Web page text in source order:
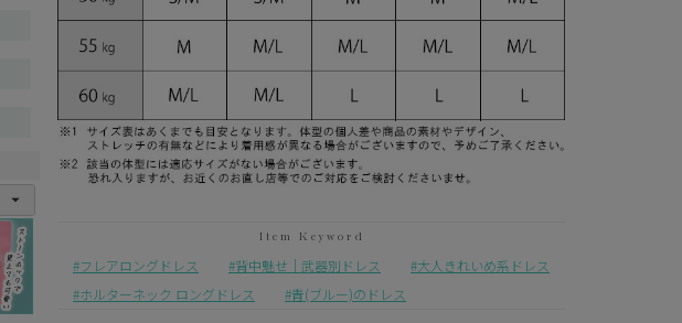
フレアロングドレス 背中魅せ｜武器別ドレス
大人きれいめ系ドレス
ホルターネック ロングドレス
青(ブルー)のドレス